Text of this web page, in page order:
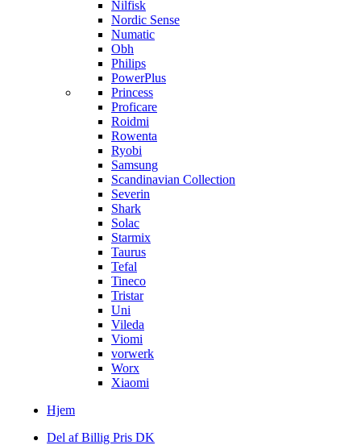
Nilfisk
Nordic Sense
Numatic
Obh
Philips
PowerPlus
Princess
Proficare
Roidmi
Rowenta
Ryobi
Samsung
Scandinavian Collection
Severin
Shark
Solac
Starmix
Taurus
Tefal
Tineco
Tristar
Uni
Vileda
Viomi
vorwerk
Worx
Xiaomi
Hjem
Del af Billig Pris DK